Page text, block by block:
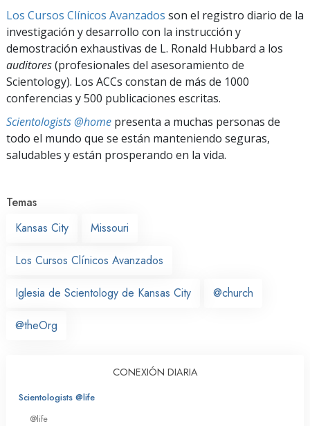
Los Cursos Clínicos Avanzados son el registro diario de la
investigación y desarrollo con la instrucción y
demostración exhaustivas de L. Ronald Hubbard a los
auditores(profesionales del asesoramiento de
Scientology). Los ACCs constan de más de 1000
conferencias y 500 publicaciones escritas.
Scientologists @home presenta a muchas personas de
todo el mundo que se están manteniendo seguras,
saludables y están prosperando en la vida.
Temas
Kansas City
Missouri
Los Cursos Clínicos Avanzados
Iglesia de Scientology de Kansas City @church
@theOrg
CONEXIÓN DIARIA
Scientologists @life
@life